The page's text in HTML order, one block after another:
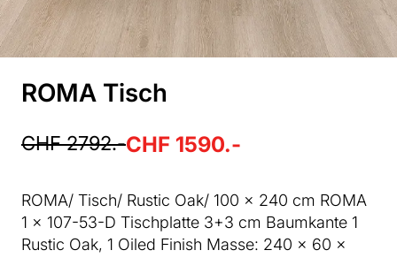
ROMA Tisch
CHF 2792.-CHF 1590.-
ROMA/ Tisch/ Rustic Oak/ 100 x 240 cm ROMA
1 x 107-53-D Tischplatte 3+3 cm Baumkante 1
Rustic Oak, 1 Oiled Finish Masse: 240 x 60 x